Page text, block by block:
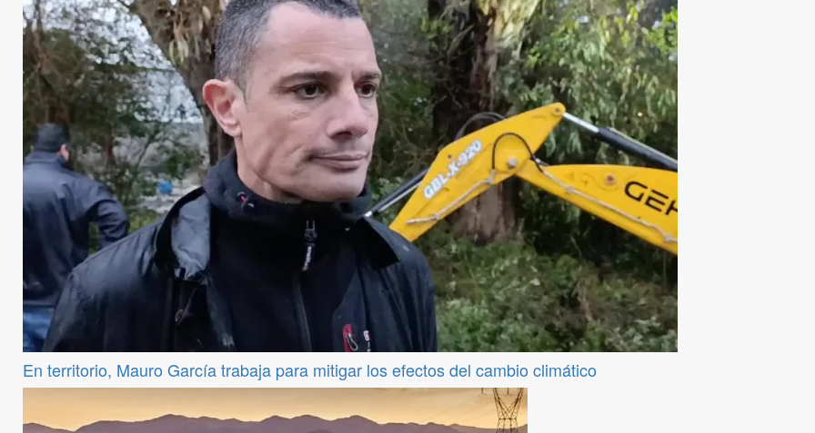
En territorio, Mauro García trabaja para mitigar los efectos del cambio climático